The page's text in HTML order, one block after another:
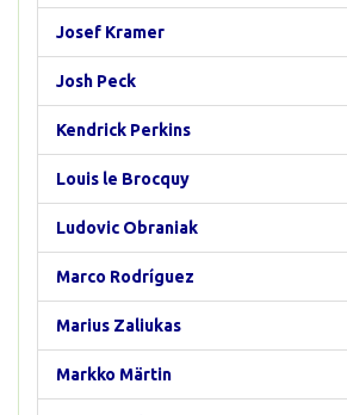
Josef Kramer
Josh Peck
Kendrick Perkins
Louis le Brocquy
Ludovic Obraniak
Marco Rodríguez
Marius Zaliukas
Markko Märtin